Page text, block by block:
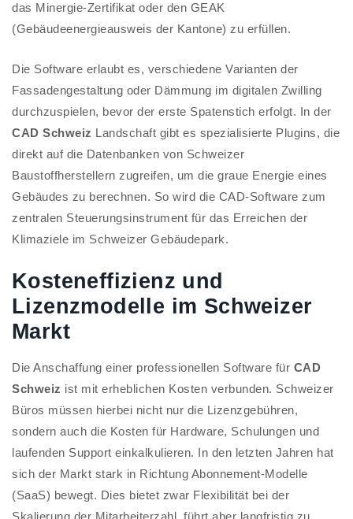
das Minergie-Zertifikat oder den GEAK
(Gebäudeenergieausweis der Kantone) zu erfüllen.
Die Software erlaubt es, verschiedene Varianten der
Fassadengestaltung oder Dämmung im digitalen Zwilling
durchzuspielen, bevor der erste Spatenstich erfolgt. In der
CAD Schweiz Landschaft gibt es spezialisierte Plugins, die
direkt auf die Datenbanken von Schweizer
Baustoffherstellern zugreifen, um die graue Energie eines
Gebäudes zu berechnen. So wird die CAD-Software zum
zentralen Steuerungsinstrument für das Erreichen der
Klimaziele im Schweizer Gebäudepark.
Kosteneffizienz und
Lizenzmodelle im Schweizer
Markt
Die Anschaffung einer professionellen Software für CAD
Schweiz ist mit erheblichen Kosten verbunden. Schweizer
Büros müssen hierbei nicht nur die Lizenzgebühren,
sondern auch die Kosten für Hardware, Schulungen und
laufenden Support einkalkulieren. In den letzten Jahren hat
sich der Markt stark in Richtung Abonnement-Modelle
(SaaS) bewegt. Dies bietet zwar Flexibilität bei der